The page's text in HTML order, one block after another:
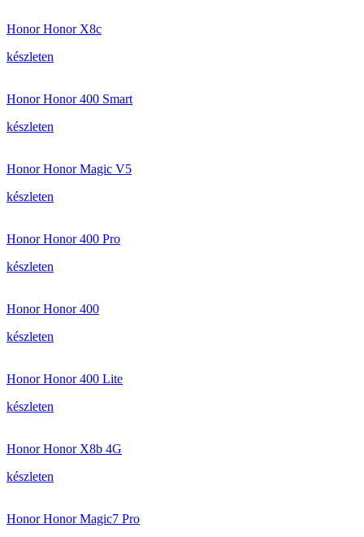
Honor Honor X8c
készleten
Honor Honor 400 Smart
készleten
Honor Honor Magic V5
készleten
Honor Honor 400 Pro
készleten
Honor Honor 400
készleten
Honor Honor 400 Lite
készleten
Honor Honor X8b 4G
készleten
Honor Honor Magic7 Pro